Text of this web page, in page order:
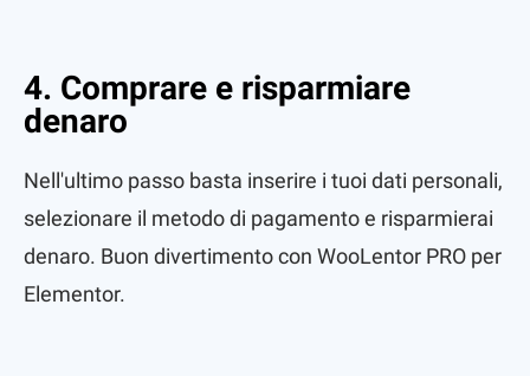
4. Comprare e risparmiare
denaro
Nell'ultimo passo basta inserire i tuoi dati personali,
selezionare il metodo di pagamento e risparmierai
denaro. Buon divertimento con WooLentor PRO per
Elementor.